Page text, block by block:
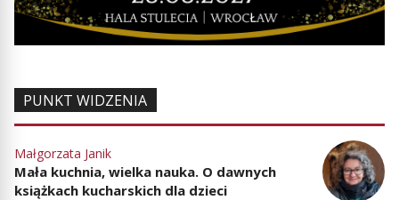
PUNKT WIDZENIA
Małgorzata Janik
Mała kuchnia, wielka nauka. O dawnych
książkach kucharskich dla dzieci